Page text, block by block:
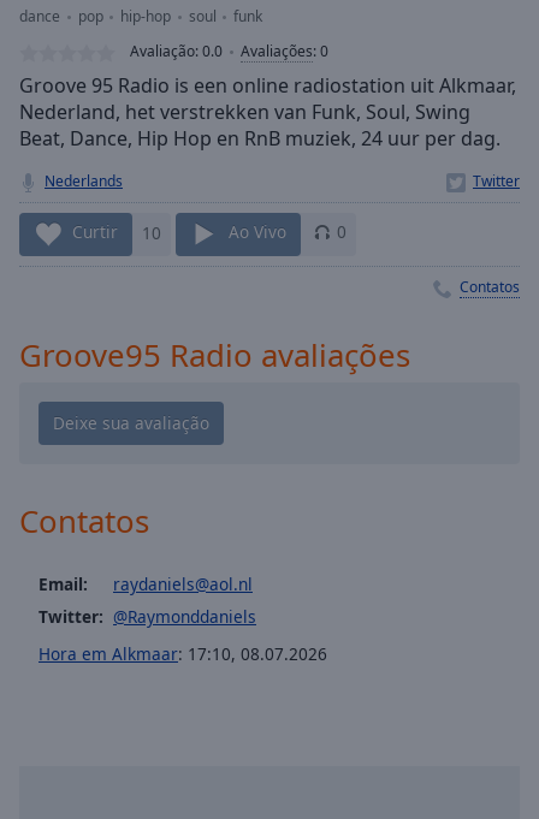
Duration -:-
0.00%
Stream
TypeLIVE
live,
currently
behind
LIVE
Remaining
Playback
Rate
Chapters
descriptions
off,
selected
dance pop hip-hop soul
funk
Avaliação:0.0 Avaliações:0
Groove 95 Radio is een online radiostation uit Alkmaar,
Nederland, het verstrekken van Funk, Soul, Swing
Beat, Dance, Hip Hop en RnB muziek, 24 uur per dag.
Nederlands
Curtir 10 Ao Vivo 0
Contatos
Groove95 Radio avaliações
Contatos
Email:
raydaniels@aol.nl
Twitter: @Raymonddaniels
Hora em Alkmaar: 17:10, 08.07.2026